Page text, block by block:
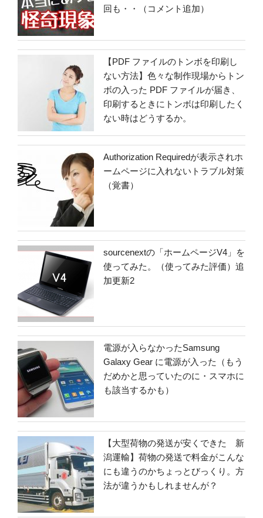
回も・・（コメント追加）
【PDF ファイルのトンボを印刷し
ない方法】色々な制作現場からトン
ボの入った PDF ファイルが届き、
印刷するときにトンボは印刷したく
ない時はどうするか。
Authorization Requiredが表示されホ
ームページに入れないトラブル対策
（覚書）
sourcenextの「ホームページV4」を
使ってみた。（使ってみた評価）追
加更新2
電源が入らなかったSamsung
Galaxy Gear に電源が入った（もう
だめかと思っていたのに・スマホに
も該当するかも）
【大型荷物の発送が安くできた 新
潟運輸】荷物の発送で料金がこんな
にも違うのかちょっとびっくり。方
法が違うかもしれませんが？